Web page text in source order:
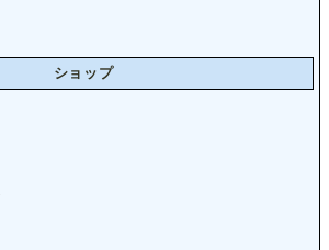
ショップ